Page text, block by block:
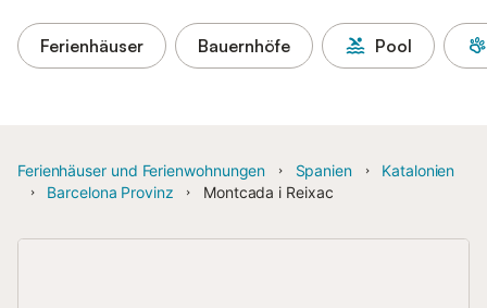
Ferienhäuser Bauernhöfe Pool
Ferienhäuser und Ferienwohnungen Spanien
Katalonien
Barcelona Provinz
Montcada i Reixac